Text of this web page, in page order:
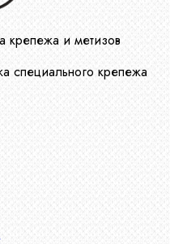
крепежа и метизов
специального крепежа